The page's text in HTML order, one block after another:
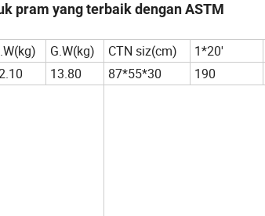
pram yang terbaik dengan ASTM
G.W(kg) CTN siz(cm) 1*20'
13.80 87*55*30 190